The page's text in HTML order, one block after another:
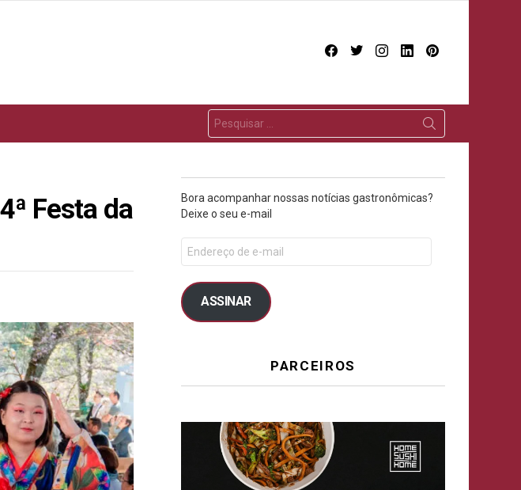
facebooktwitterinstagram
linkedin
Festa da
Bora acompanhar nossas notícias gastronômicas?
Deixe o seu e-mail
ASSINAR
PARCEIROS